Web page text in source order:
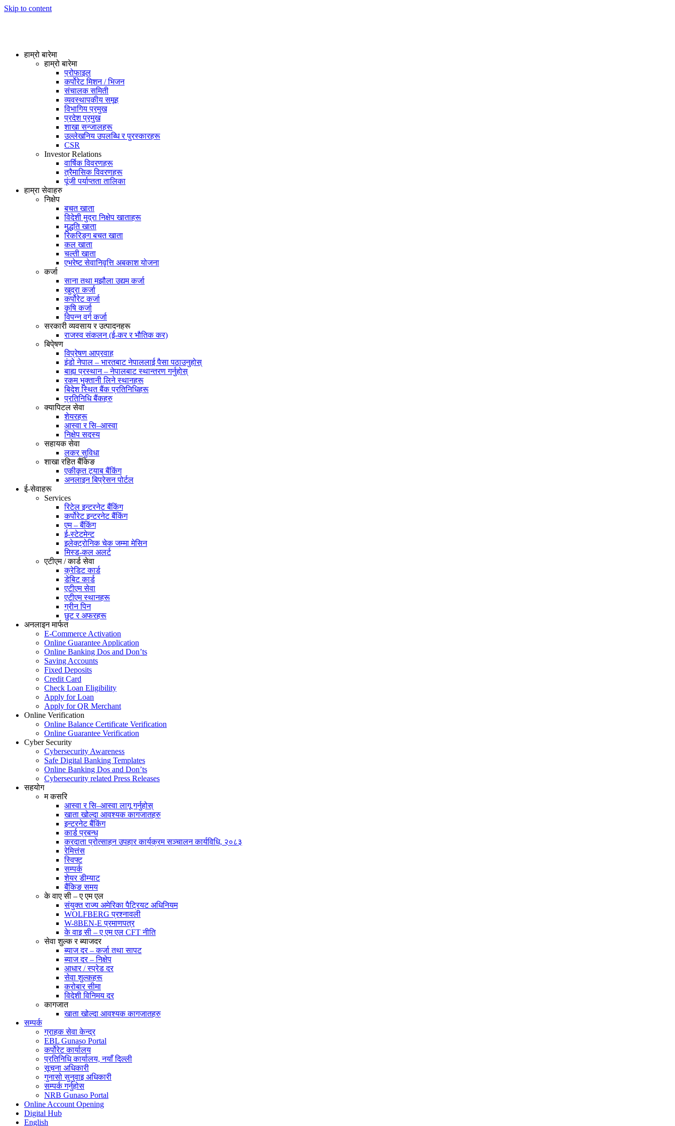
Skip to content
हाम्रो बारेमा
हाम्रो बारेमा
प्रोफाइल
कर्पोरेट मिशन / भिजन
संचालक समिती
व्यवस्थापकीय समूह
विभागिय प्रमुख
प्रदेश प्रमुख
शाखा सन्जालहरू
उल्लेखनिय उपलब्धि र पुरस्कारहरू
CSR
Investor Relations
वार्षिक विवरणहरू
त्रैमासिक विवरणहरू
पूंजी पर्याप्तता तालिका
हाम्रा सेवाहरु
निक्षेप
बचत खाता
विदेशी मुद्रा निक्षेप खाताहरू
मुद्धति खाता
रिकरिङ्ग बचत खाता
कल खाता
चल्ती खाता
एभरेष्ट सेवानिवृत्ति अबकाश योजना
कर्जा
साना तथा मझौला उद्यम कर्जा
खुद्रा कर्जा
कर्पोरेट कर्जा
कृषि कर्जा
विपन्न वर्ग कर्जा
सरकारी व्यवसाय र उत्पादनहरू
राजस्व संकलन (ई-कर र भौतिक कर)
बिपे्षण
विप्रेषण आप्रवाह
इंडो नेपाल – भारतबाट नेपाललाई पैसा पठाउनुहोस्
बाह्य प्रस्थान – नेपालबाट स्थान्तरण गर्नुहोस्
रकम भुक्तानी लिने स्थानहरू
बिदेश स्थित बैंक प्रतिनिधिहरू
प्रतिनिधि बैंकहरु
क्यापिटल सेवा
शेयरहरू
आस्वा र सि–आस्वा
निक्षेप सदस्य
सहायक सेवा
लकर सुविधा
शाखा रहित बैंकिङ
एकीकृत ट्याब बैंकिंग
अनलाइन बिप्रेसन पोर्टल
ई-सेवाहरू
Services
रिटेल इन्टरनेट बैंकिंग
कर्पोरेट इन्टरनेट बैंकिंग
एम – बैंकिंग
ई-स्टेटमेन्ट
इलेक्ट्रोनिक चेक जम्मा मेसिन
मिस्ड-कल अलर्ट
एटीएम / कार्ड सेवा
क्रेडिट कार्ड
डेबिट कार्ड
एटीएम सेवा
एटीएम स्थानहरू
ग्रीन पिन
छुट र अफरहरू
अनलाइन मार्फत
E-Commerce Activation
Online Guarantee Application
Online Banking Dos and Don’ts
Saving Accounts
Fixed Deposits
Credit Card
Check Loan Eligibility
Apply for Loan
Apply for QR Merchant
Online Verification
Online Balance Certificate Verification
Online Guarantee Verification
Cyber Security
Cybersecurity Awareness
Safe Digital Banking Templates
Online Banking Dos and Don’ts
Cybersecurity related Press Releases
सहयोग
म कसरि
आस्वा र सि–आस्वा लागू गर्नुहोस्
खाता खोल्दा आवश्यक कागजातहरु
इन्टरनेट बैंकिंग
कार्ड प्रबन्ध
करदाता प्रोत्साहन उपहार कार्यक्रम सञ्चालन कार्यविधि, २०८३
रेमित्तंस
स्विफ्ट
सम्पर्क
शेयर डीम्याट
बैंकिङ समय
के वाए सी – ए एम एल
संयुक्त राज्य अमेरिका पैट्रियट अधिनियम
WOLFBERG प्रश्नावली
W-8BEN-E प्रमाणपत्र
के वाइ सी – ए एम एल CFT नीति
सेवा शुल्क र ब्याजदर
ब्याज दर – कर्जा तथा सापट
ब्याज दर – निक्षेप
आधार / स्प्रेड दर
सेवा शुल्कहरू
करोबार सीमा
विदेशी विनिमय दर
कागजात
खाता खोल्दा आवश्यक कागजातहरु
सम्पर्क
ग्राहक सेवा केन्द्र
EBL Gunaso Portal
कर्पोरेट कार्यालय
प्रतिनिधि कार्यालय, नयाँ दिल्ली
सूचना अधिकारी
गुनासो सुनुवाइ अधिकारी
सम्पर्क गर्नुहोस
NRB Gunaso Portal
Online Account Opening
Digital Hub
English